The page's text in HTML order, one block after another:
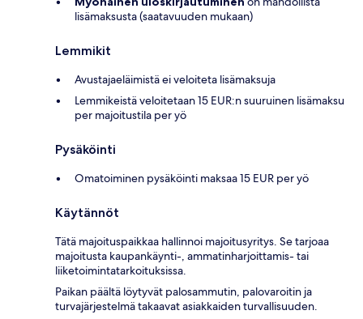
lisämaksusta (saatavuuden mukaan)
Lemmikit
Avustajaeläimistä ei veloiteta lisämaksuja
Lemmikeistä veloitetaan 15 EUR:n suuruinen lisämaksu
per majoitustila per yö
Pysäköinti
Omatoiminen pysäköinti maksaa 15 EUR per yö
Käytännöt
Tätä majoituspaikkaa hallinnoi majoitusyritys. Se tarjoaa
majoitusta kaupankäynti-, ammatinharjoittamis- tai
liiketoimintatarkoituksissa.
Paikan päältä löytyvät palosammutin, palovaroitin ja
turvajärjestelmä takaavat asiakkaiden turvallisuuden.